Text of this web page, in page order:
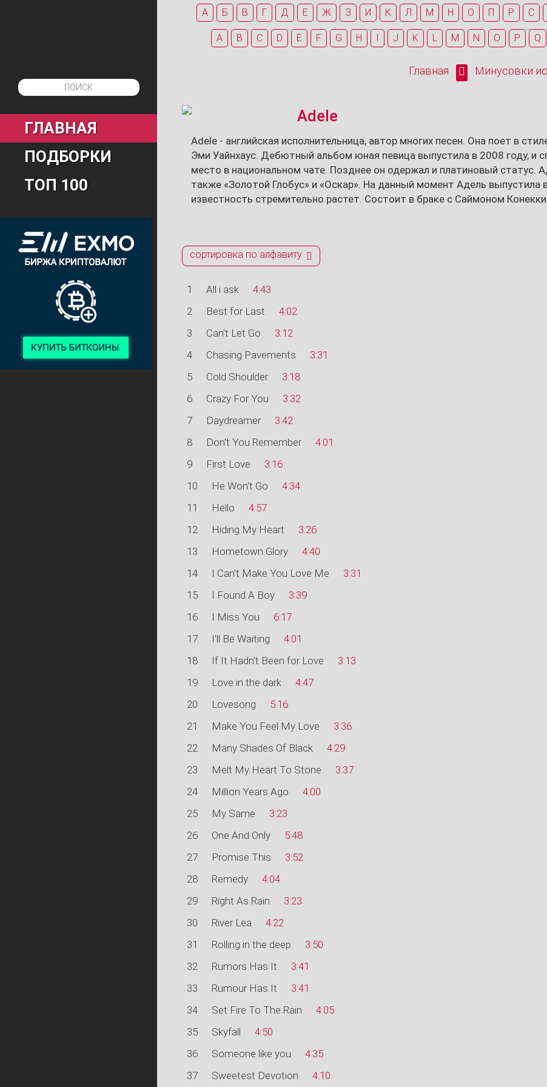
ГЛАВНАЯ
ПОДБОРКИ
ТОП 100
А Б В Г Д Е Ж З И К Л М Н О П Р С
A B C D E F G H I J K L M N O P Q
Главная Минусовки
Adele
Adele - английская исполнительница, автор многих песен. Она поет в
Эми Уайнхаус. Дебютный альбом юная певица выпустила в 2008 году, и
место в национальном чате. Позднее он одержал и платиновый статус.
также «Золотой Глобус» и «Оскар». На данный момент Адель выпустила
известность стремительно растет. Состоит в браке с Саймоном
сортировка по алфавиту
1 All i ask
4:43
2
Best for Last
4:02
3
Can't Let Go
3:12
4
Chasing Pavements
3:31
5
Cold Shoulder
3:18
6
Crazy For You
3:32
7
Daydreamer
3:42
8
Don't You Remember
4:01
9
First Love
3:16
10
He Won't Go
4:34
11
Hello
4:57
12
Hiding My Heart
3:26
13
Hometown Glory
4:40
14
I Can't Make You Love Me
3:31
15
I Found A Boy
3:39
16
I Miss You
6:17
17
I'll Be Waiting
4:01
18
If It Hadn't Been for Love
3:13
19
Love in the dark
4:47
20
Lovesong
5:16
21
Make You Feel My Love
3:36
22
Many Shades Of Black
4:29
23
Melt My Heart To Stone
3:37
24
Million Years Ago
4:00
25
My Same
3:23
26
One And Only
5:48
27
Promise This
3:52
28
Remedy
4:04
29
Right As Rain
3:23
30
River Lea
4:22
31
Rolling in the deep
3:50
32
Rumors Has It
3:41
33
Rumour Has It
3:41
34
Set Fire To The Rain
4:05
35
Skyfall
4:50
36
Someone like you
4:35
37
Sweetest Devotion 4:10